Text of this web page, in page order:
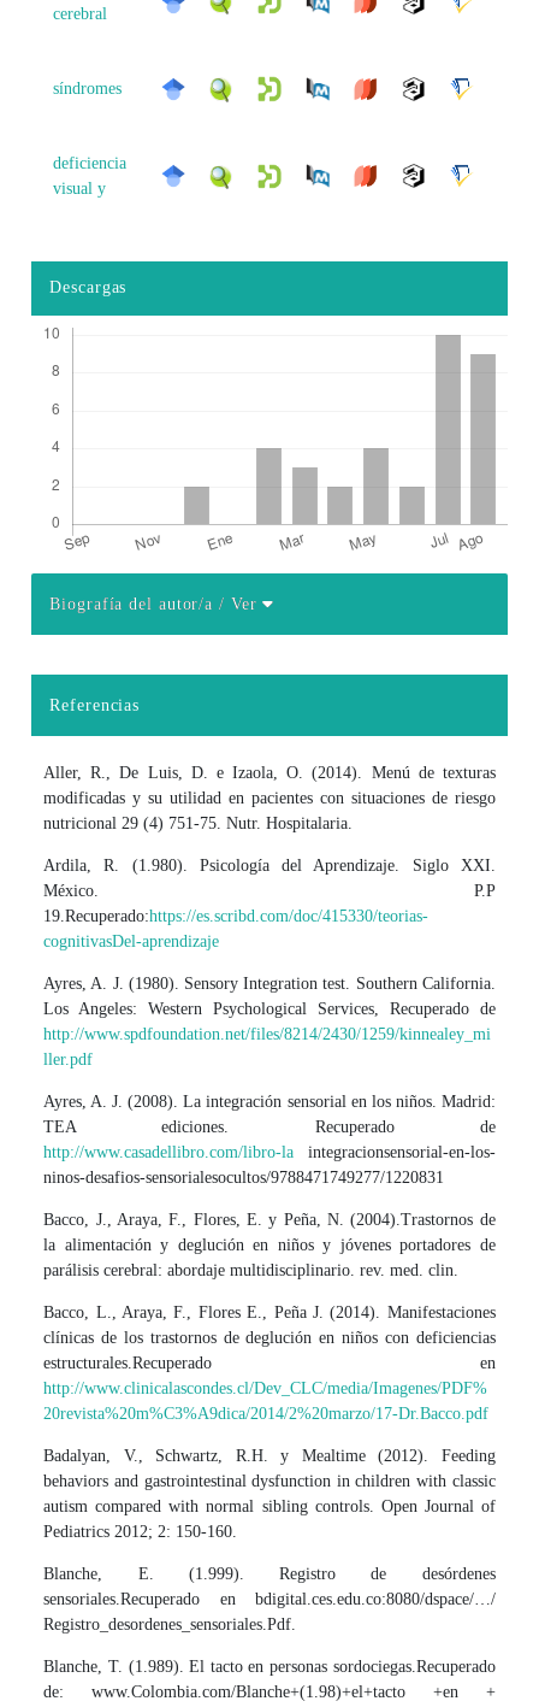
cerebral
síndromes
deficiencia
visual y
Descargas
Biografía del autor/a/ Ver
Referencias
Aller, R., De Luis, D. e Izaola, O. (2014). Menú de texturas
modificadas y su utilidad en pacientes con situaciones de riesgo
nutricional 29 (4) 751-75. Nutr. Hospitalaria.
Ardila, R. (1.980). Psicología del Aprendizaje. Siglo XXI.
México. P.P
19.Recuperado:https://es.scribd.com/doc/415330/teorias-
cognitivasDel-aprendizaje
Ayres, A. J. (1980). Sensory Integration test. Southern California.
Los Angeles: Western Psychological Services, Recuperado de
http://www.spdfoundation.net/files/8214/2430/1259/kinnealey_mi
ller.pdf
Ayres, A. J. (2008). La integración sensorial en los niños. Madrid:
TEA ediciones. Recuperado de
http://www.casadellibro.com/libro-la integracionsensorial-en-los-
ninos-desafios-sensorialesocultos/9788471749277/1220831
Bacco, J., Araya, F., Flores, E. y Peña, N. (2004).Trastornos de
la alimentación y deglución en niños y jóvenes portadores de
parálisis cerebral: abordaje multidisciplinario. rev. med. clin.
Bacco, L., Araya, F., Flores E., Peña J. (2014). Manifestaciones
clínicas de los trastornos de deglución en niños con deficiencias
estructurales.Recuperado en
http://www.clinicalascondes.cl/Dev_CLC/media/Imagenes/PDF%
20revista%20m%C3%A9dica/2014/2%20marzo/17-Dr.Bacco.pdf
Badalyan, V., Schwartz, R.H. y Mealtime (2012). Feeding
behaviors and gastrointestinal dysfunction in children with classic
autism compared with normal sibling controls. Open Journal of
Pediatrics 2012; 2: 150-160.
Blanche, E. (1.999). Registro de desórdenes
sensoriales.Recuperado en bdigital.ces.edu.co:8080/dspace/…/
Registro_desordenes_sensoriales.Pdf.
Blanche, T. (1.989). El tacto en personas sordociegas.Recuperado
de: www.Colombia.com/Blanche+(1.98)+el+tacto +en +